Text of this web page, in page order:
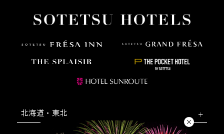
北海道・東北